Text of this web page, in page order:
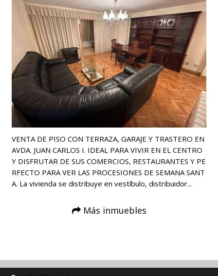
VENTA DE PISO CON TERRAZA, GARAJE Y TRASTERO EN
AVDA. JUAN CARLOS I. IDEAL PARA VIVIR EN EL CENTRO
Y DISFRUTAR DE SUS COMERCIOS, RESTAURANTES Y PE
RFECTO PARA VER LAS PROCESIONES DE SEMANA SANT
A. La vivienda se distribuye en vestíbulo, distribuidor...
Más inmuebles